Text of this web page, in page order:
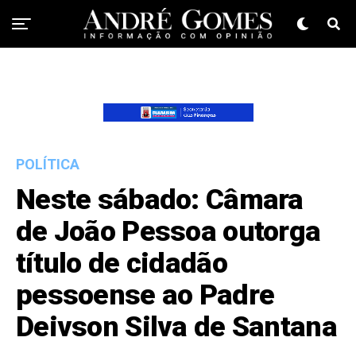
POLÍTICA
Neste sábado: Câmara
de João Pessoa outorga
título de cidadão
pessoense ao Padre
Deivson Silva de Santana